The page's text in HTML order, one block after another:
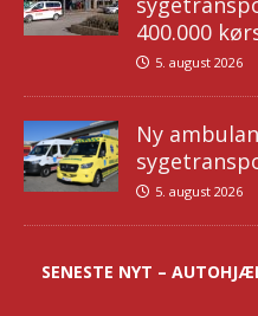
400.000
5. august 2026
Ny
5. august 2026
SENESTE NYT –